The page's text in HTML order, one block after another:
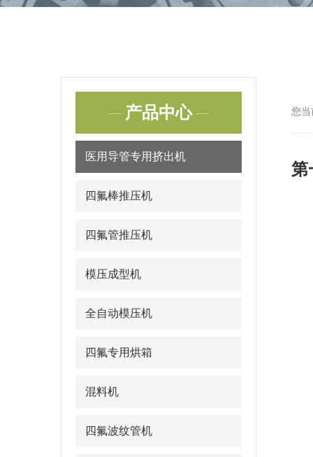
产品中心
医用导管专用挤出机
四氟棒推压机
四氟管推压机
模压成型机
全自动模压机
四氟专用烘箱
混料机
四氟波纹管机
您当
第